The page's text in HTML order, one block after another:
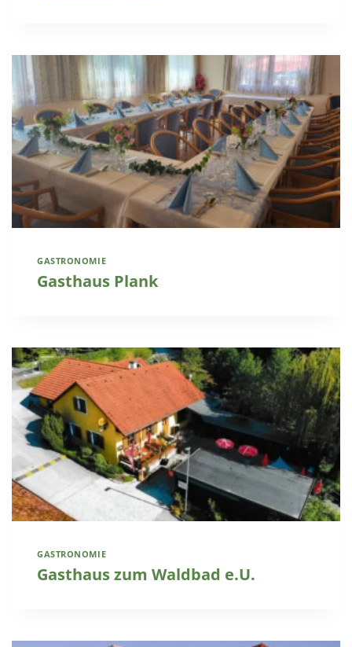
GASTRONOMIE
Gasthaus Plank
GASTRONOMIE
Gasthaus zum Waldbad e.U.